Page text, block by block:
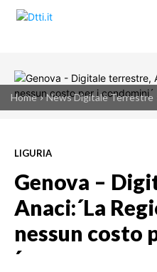
Home News Digitale Terrestre
LIGURIA
Genova –
Anaci:´La
nessun costo
´